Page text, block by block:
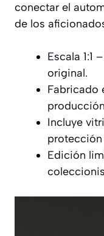
conectar el
de los
Escala 1:1
original.
Fabricado
Incluye
Edición